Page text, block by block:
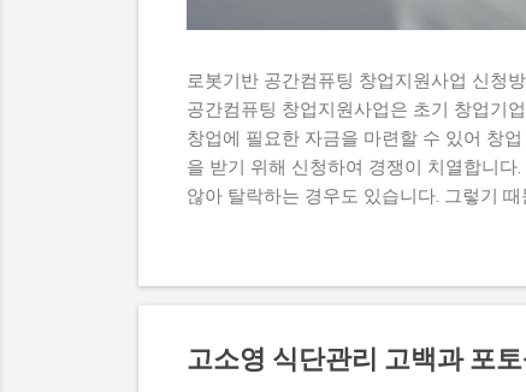
로봇기반 공간컴퓨팅 창업지원사업 신청
공간컴퓨팅 창업지원사업은 초기 창업기
창업에 필요한 자금을 마련할 수 있어 창
을 받기 위해 신청하여 경쟁이 치열합니
않아 탈락하는 경우도 있습니다. 그렇기
수 있어 창업에 큰 도움이 됩니다. 그렇기
점도 설명하고자 합니다. 이 글에서 다루
컴퓨팅 창업지원사업에 대한 모든 것을
고소영 식단관리 고백과 포토